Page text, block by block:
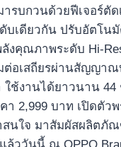
ารบกวนด้วยฟีเจอร์ตั
บเดียวกัน ปรับอัตโนมั
ลังคุณภาพระดับ Hi-
ต่อเสถียรผ่านสัญญาณ
ช้งานได้ยาวนาน 44
า 2,999 บาท เปิดตัว
นใจ มาสัมผัสผลิตภั